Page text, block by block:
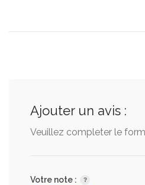
Ajouter un avis :
Veuillez completer le
Votre note :